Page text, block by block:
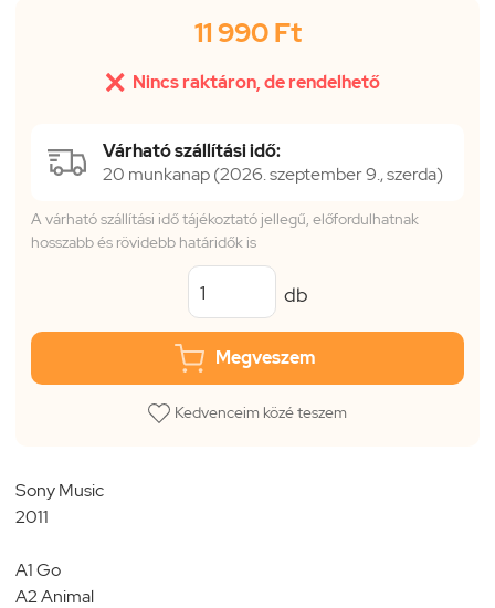
11 990 Ft
 Nincs raktáron, de rendelhető
Várható szállítási idő:
20 munkanap (2026. szeptember 9., szerda)
A várható szállítási idő tájékoztató jellegű, előfordulhatnak
hosszabb és rövidebb határidők is
db
Megveszem
Kedvenceim közé teszem
Sony Music
2011
A1 Go
A2 Animal